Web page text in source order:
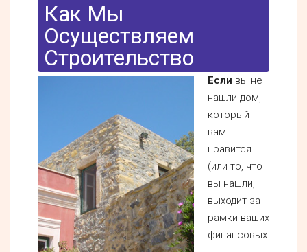
Как Мы
Осуществляем
Строительство
Если вы не
нашли дом,
который
вам
нравится
(или то, что
вы нашли,
выходит за
рамки ваших
финансовых